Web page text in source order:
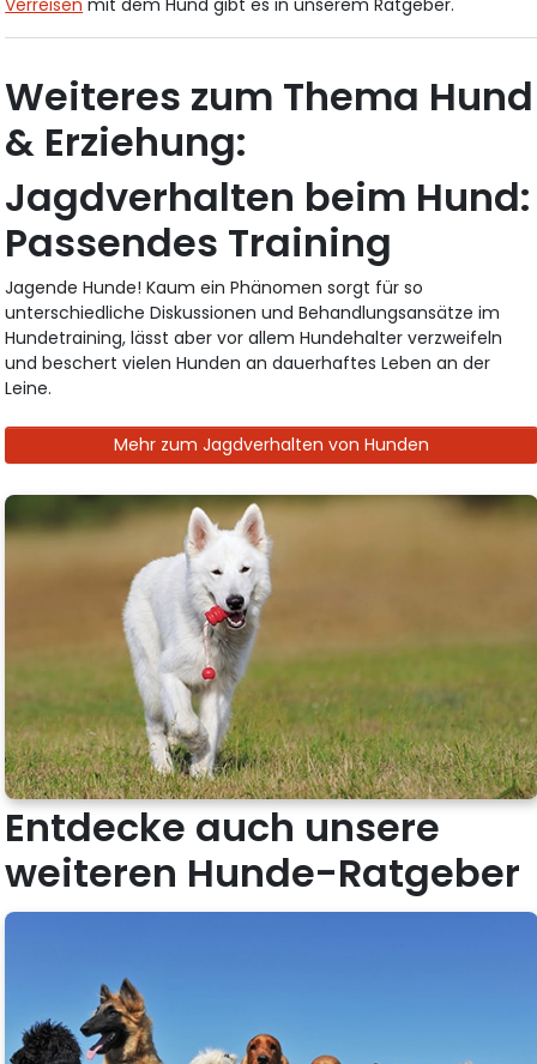
Verreisen mit dem Hund gibt es in unserem Ratgeber.
Weiteres zum Thema Hund
& Erziehung:
Jagdverhalten beim Hund:
Passendes Training
Jagende Hunde! Kaum ein Phänomen sorgt für so
unterschiedliche Diskussionen und Behandlungsansätze im
Hundetraining, lässt aber vor allem Hundehalter verzweifeln
und beschert vielen Hunden an dauerhaftes Leben an der
Leine.
Mehr zum Jagdverhalten von Hunden
Entdecke auch unsere
weiteren Hunde-Ratgeber